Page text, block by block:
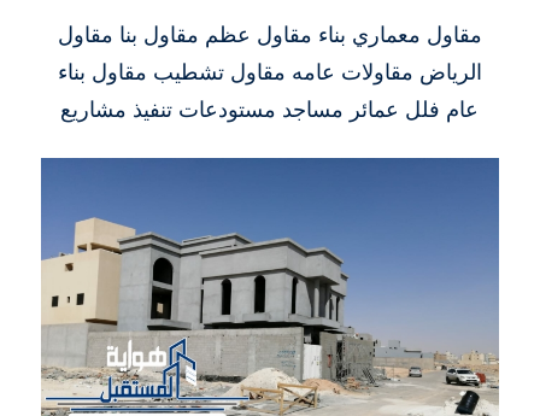
مقاول معماري بناء مقاول عظم مقاول بنا مقاول
الرياض مقاولات عامه مقاول تشطيب مقاول بناء
عام فلل عمائر مساجد مستودعات تنفيذ مشاريع